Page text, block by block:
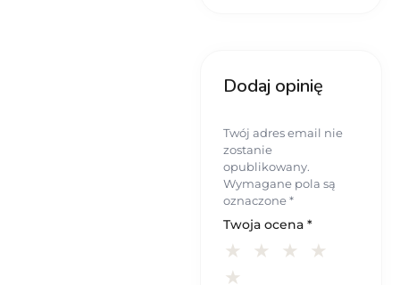
Dodaj opinię
Twój adres email nie
zostanie
opublikowany.
Wymagane pola są
oznaczone*
Twoja ocena *